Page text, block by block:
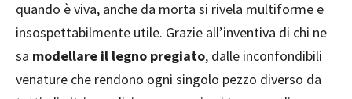
quando è viva, anche da morta si rivela multiforme e
insospettabilmente utile. Grazie all’inventiva di chi ne
sa modellare il legno pregiato, dalle inconfondibili
venature che rendono ogni singolo pezzo diverso da